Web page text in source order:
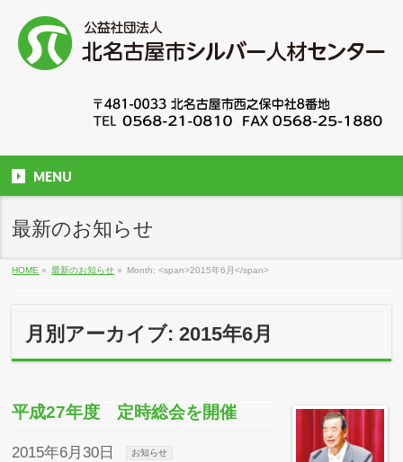
MENU
最新のお知らせ
HOME » 最新のお知らせ » Month: <span>2015年6月</span>
月別アーカイブ: 2015年6月
平成27年度 定時総会を開催
2015年6月30日 お知らせ